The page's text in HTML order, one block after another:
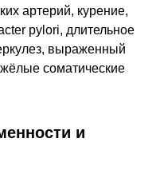
артерий, курение,
pylori, длительное
выраженный
соматические
и